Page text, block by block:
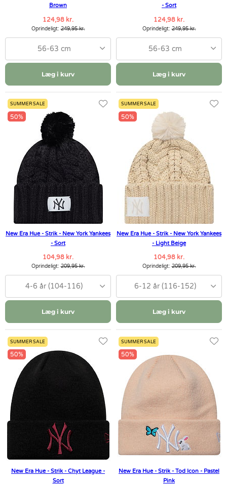
Brown
124,98 kr.
Oprindeligt:249,95 kr.
56-63 cm
Læg i kurv
- Sort
124,98 kr.
Oprindeligt:249,95 kr.
56-63 cm
Læg i kurv
SUMMER SALE
50%
New Era Hue - Strik - New York Yankees
- Sort
104,98 kr.
Oprindeligt:209,95 kr.
4-6 år (104-116)
Læg i kurv
SUMMER SALE
50%
New Era Hue - Strik - New York Yankees
- Light Beige
104,98 kr.
Oprindeligt:209,95 kr.
6-12 år (116-152)
Læg i kurv
SUMMER SALE
50%
New Era Hue - Strik - Chyt League -
Sort
SUMMER SALE
50%
New Era Hue - Strik - Tod Icon - Pastel
Pink